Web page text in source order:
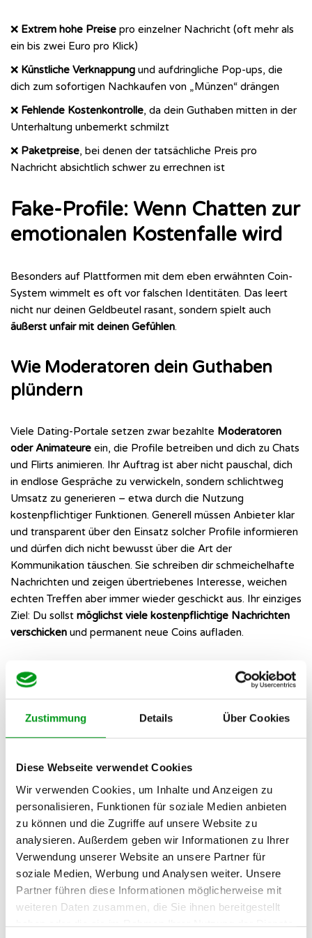
Zustimmung Details Über Cookies
Diese Webseite verwendet Cookies
Wir verwenden Cookies, um Inhalte und Anzeigen zu
personalisieren, Funktionen für soziale Medien anbieten
zu können und die Zugriffe auf unsere Website zu
analysieren. Außerdem geben wir Informationen zu Ihrer
Verwendung unserer Website an unsere Partner für
soziale Medien, Werbung und Analysen weiter. Unsere
Partner führen diese Informationen möglicherweise mit
weiteren Daten zusammen, die Sie ihnen bereitgestellt
haben oder die sie im Rahmen Ihrer Nutzung der Dienste
❌ Extrem hohe Preise pro einzelner Nachricht (oft mehr als
ein bis zwei Euro pro Klick)
❌ Künstliche Verknappung und aufdringliche Pop-ups, die
dich zum sofortigen Nachkaufen von „Münzen“ drängen
❌ Fehlende Kostenkontrolle, da dein Guthaben mitten in der
Unterhaltung unbemerkt schmilzt
❌ Paketpreise, bei denen der tatsächliche Preis pro
Nachricht absichtlich schwer zu errechnen ist
Fake-Profile: Wenn Chatten zur
emotionalen Kostenfalle wird
Besonders auf Plattformen mit dem eben erwähnten Coin-
System wimmelt es oft vor falschen Identitäten. Das leert
nicht nur deinen Geldbeutel rasant, sondern spielt auch
äußerst unfair mit deinen Gefühlen.
Wie Moderatoren dein Guthaben
plündern
Viele Dating-Portale setzen zwar bezahlte Moderatoren
oder Animateure ein, die Profile betreiben und dich zu Chats
und Flirts animieren. Ihr Auftrag ist aber nicht pauschal, dich
in endlose Gespräche zu verwickeln, sondern schlichtweg
Umsatz zu generieren – etwa durch die Nutzung
kostenpflichtiger Funktionen. Generell müssen Anbieter klar
und transparent über den Einsatz solcher Profile informieren
und dürfen dich nicht bewusst über die Art der
Kommunikation täuschen. Sie schreiben dir schmeichelhafte
Nachrichten und zeigen übertriebenes Interesse, weichen
echten Treffen aber immer wieder geschickt aus. Ihr einziges
Ziel: Du sollst möglichst viele kostenpflichtige Nachrichten
verschicken und permanent neue Coins aufladen.
Die rechtliche Absicherung in den
AGB
sich die Betreiber meist rechtlich absichern. Wer die
Hinweise auf den Einsatz von„fiktiven Profilen“ oder
„C-Profilen“. Die Anbieter erklären dort ganz offen,
dass reale Dates mit diesen Personen von vornherein
ausgeschlossen sind. Genau deshalb ist der genaue
Blick in das Kleingedruckte vor jeder Zahlung absolute
Pflicht.
Daran erkennst du unseriöse